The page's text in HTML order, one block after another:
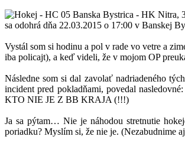
sa odohrá dňa 22.03.2015 o 17:00 v Banskej
Vystál som si hodinu a pol v rade vo vetre a
iba policajt), a keď videli, že v mojom OP
Následne som si dal zavolať nadriadeného
incident pred pokladňami, povedal
KTO NIE JE Z BB KRAJA (!!!)
Ja sa pýtam… Nie je náhodou stretnutie
poriadku? Myslím si, že nie je. (Nezabudnime